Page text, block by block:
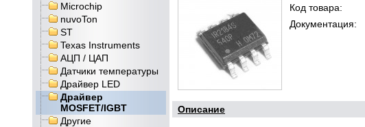
Microchip
nuvoTon
ST
Texas Instruments
АЦП / ЦАП
Датчики температуры
Драйвер LED
Драйвер
MOSFET/IGBT
Другие
Код товара:
Документация:
Описание